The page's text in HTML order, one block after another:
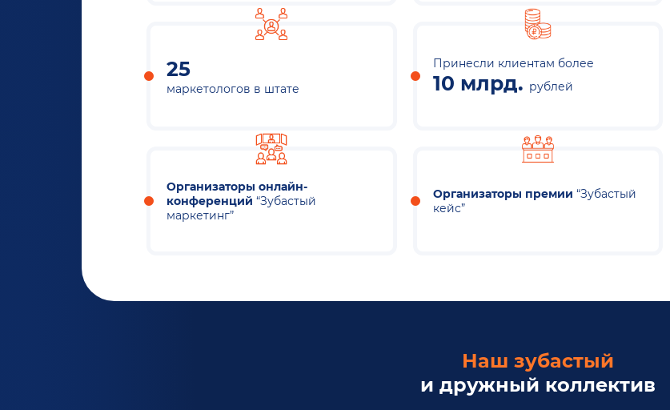
25
маркетологов в штате
Принесли клиентам более
10 млрд. рублей
Организаторы онлайн-
конференций “Зубастый
маркетинг”
Организаторы премии “Зубастый
кейс”
Наш зубастый
и дружный коллектив